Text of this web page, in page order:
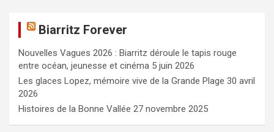
Biarritz Forever
Nouvelles Vagues 2026 : Biarritz déroule le tapis rouge
entre océan, jeunesse et cinéma 5 juin 2026
Les glaces Lopez, mémoire vive de la Grande Plage 30 avril
2026
Histoires de la Bonne Vallée 27 novembre 2025